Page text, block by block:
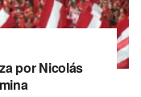
por Nicolás